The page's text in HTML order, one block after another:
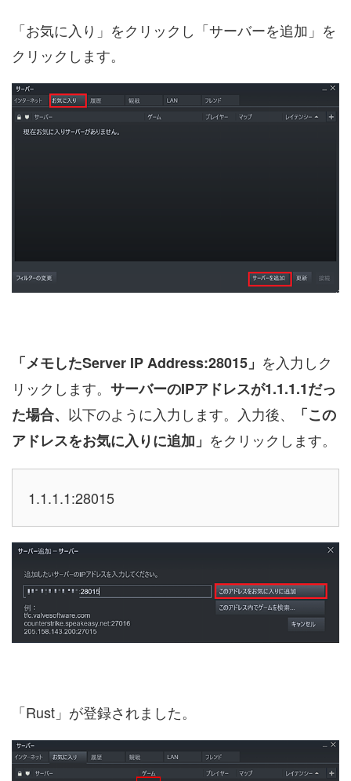
「お気に入り」をクリックし「サーバーを追加」を
クリックします。
「メモしたServer IP Address:28015」 を入力しク
リックします。 サーバーのIPアドレスが1.1.1.1だっ
た場合、 以下のように入力します。入力後、
「この
アドレスをお気に入りに追加」 をクリックします。
1.1.1.1:28015
「Rust」が登録されました。